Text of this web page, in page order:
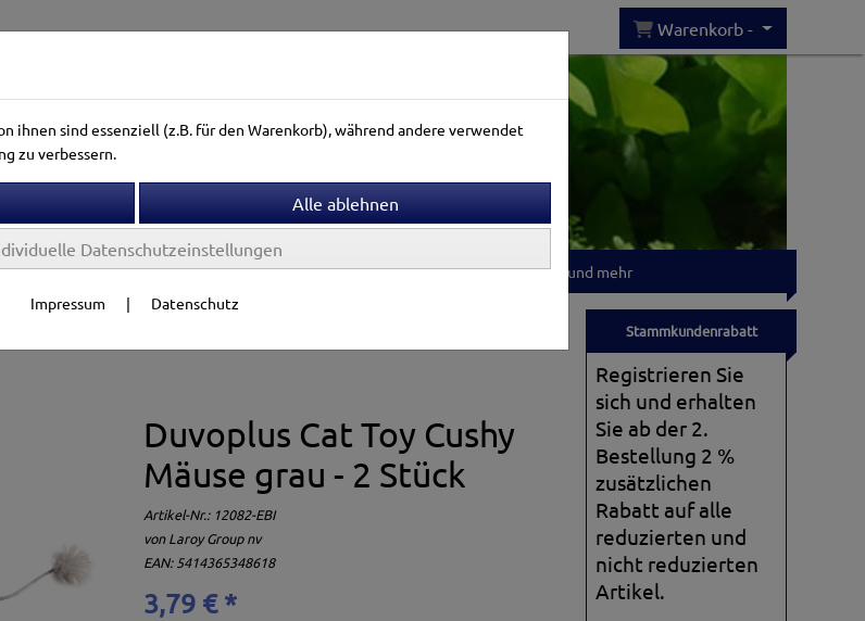
Warenkorb -
Aquarienwelt Terrarienwelt Gartenwelt T-shirts und mehr
Duvoplus Cat Toy Cushy
Mäuse grau - 2 Stück
Artikel-Nr.: 12082-EBI
vonLaroy Group nv
EAN: 5414365348618
3,79 € *
Stammkundenrabatt
Registrieren Sie
sich und erhalten
Sie ab der 2.
Bestellung 2 %
zusätzlichen
Rabatt auf alle
reduzierten und
nicht reduzierten
Artikel.
ihnen sind essenziell (z.B. für den Warenkorb), während andere verwendet
zu verbessern.
Datenschutzeinstellungen
Impressum | Datenschutz